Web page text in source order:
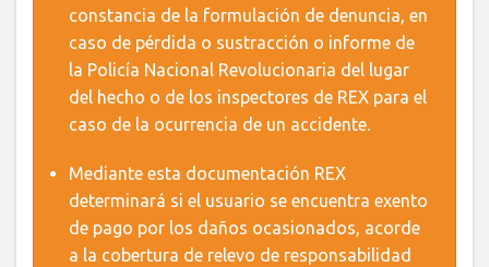
constancia de la formulación de denuncia, en
caso de pérdida o sustracción o informe de
la Policía Nacional Revolucionaria del lugar
del hecho o de los inspectores de REX para el
caso de la ocurrencia de un accidente.
Mediante esta documentación REX
determinará si el usuario se encuentra exento
de pago por los daños ocasionados, acorde
a la cobertura de relevo de responsabilidad